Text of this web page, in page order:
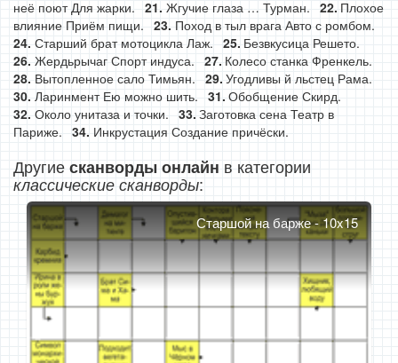
неё поют Для жарки. Жгучие глаза … Турман.
Плохое
влияние Приём пищи.
Поход в тыл врага Авто с ромбом.
Старший брат мотоцикла Лаж.
Безвкусица Решето.
Жердьрычаг Спорт индуса.
Колесо станка Френкель.
Вытопленное сало Тимьян.
Угодливы й льстец Рама.
Ларинмент Ею можно шить.
Обобщение Скирд.
Около унитаза и точки.
Заготовка сена Театр в
Париже.
Инкрустация Создание причёски.
Другиесканворды онлайн в категории
классические сканворды:
Старшой на барже - 10x15